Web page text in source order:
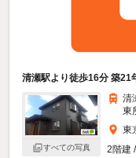
清瀬駅より徒歩16分 築21
すべての写真
清
東
東
2階建